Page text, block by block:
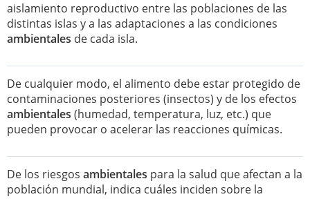
aislamiento reproductivo entre las poblaciones de las
distintas islas y a las adaptaciones a las condiciones
ambientales de cada isla.
De cualquier modo, el alimento debe estar protegido de
contaminaciones posteriores (insectos) y de los efectos
ambientales (humedad, temperatura, luz, etc.) que
pueden provocar o acelerar las reacciones químicas.
De los riesgos ambientales para la salud que afectan a la
población mundial, indica cuáles inciden sobre la